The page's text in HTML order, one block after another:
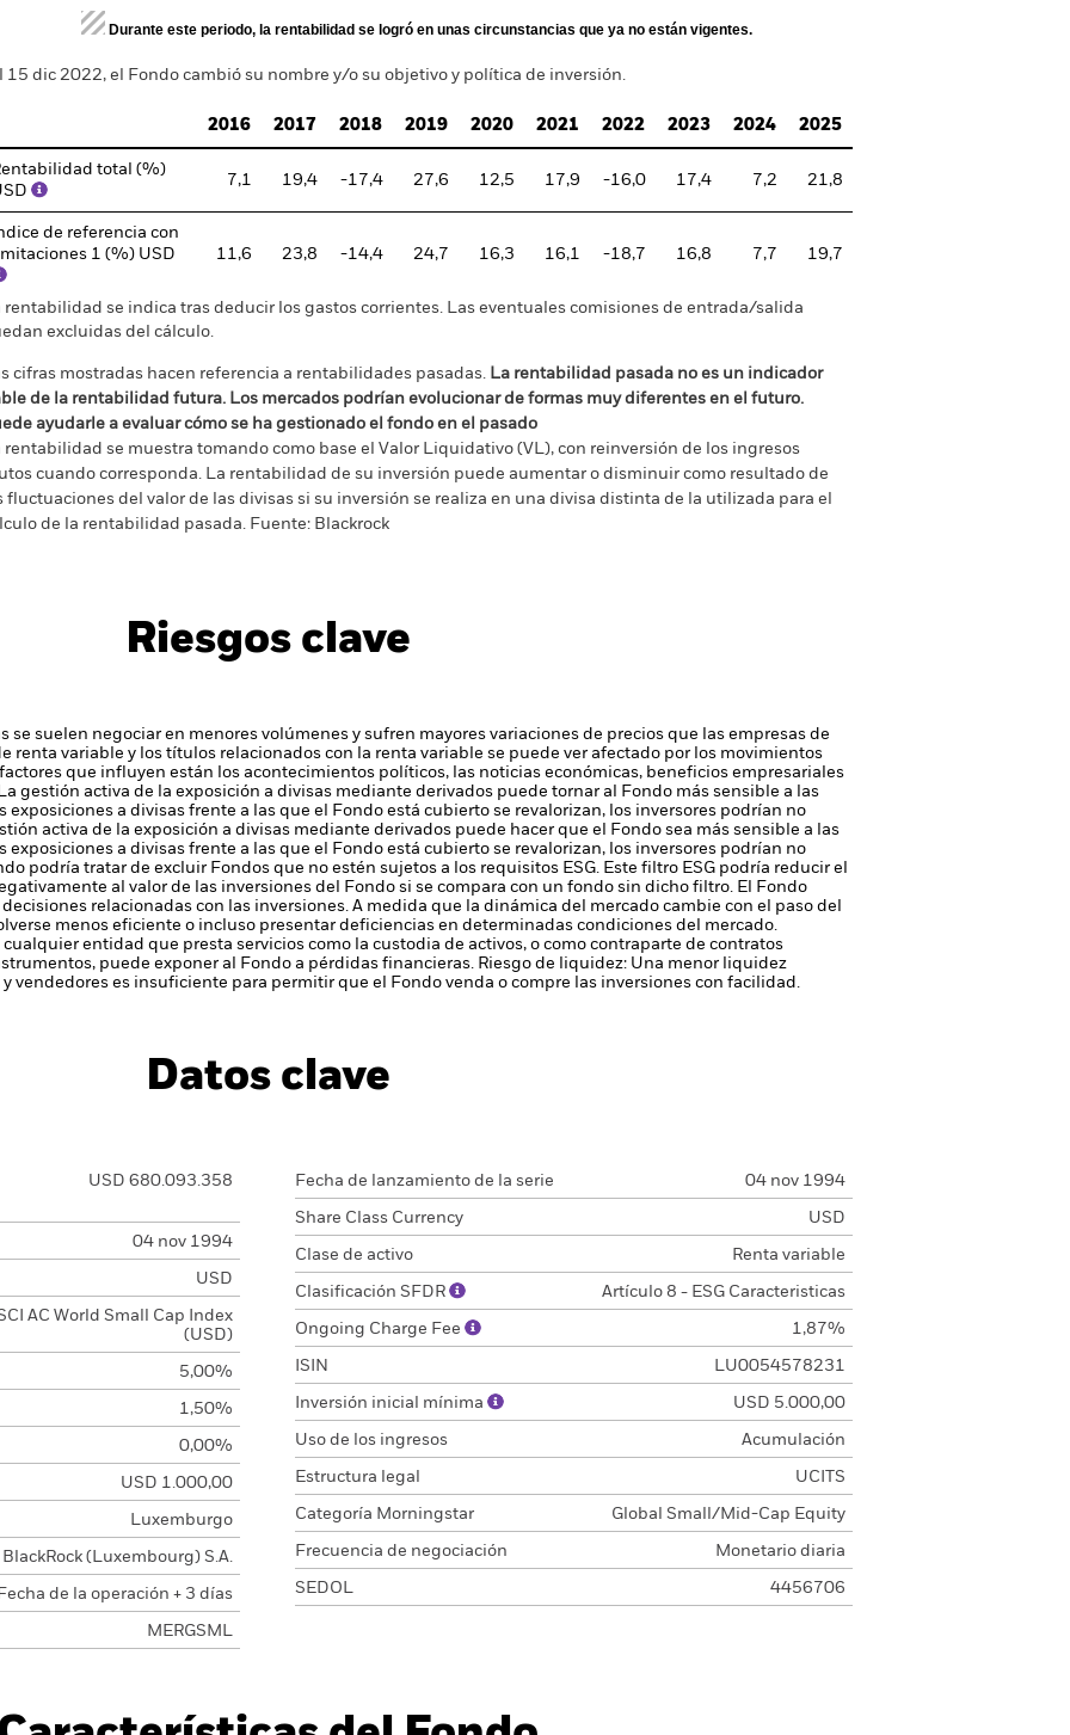
of interactive chart.
Durante este periodo, la rentabilidad se logró en unas circunstancias que ya no están vigentes.
15 dic 2022, el Fondo cambió su nombre y/o su objetivo y política de inversión.
2016 2017 2018 2019 2020 2021 2022 2023 2024 2025
total (%)
7,1 19,4 -17,4 27,6 12,5 17,9 -16,0 17,4 7,2 21,8
de referencia con
1 (%) USD
11,6 23,8 -14,4 24,7 16,3 16,1 -18,7 16,8 7,7 19,7
rentabilidad se indica tras deducir los gastos corrientes. Las eventuales comisiones de entrada/salida
excluidas del cálculo.
cifras mostradas hacen referencia a rentabilidades pasadas. La rentabilidad pasada no es un indicador
de la rentabilidad futura. Los mercados podrían evolucionar de formas muy diferentes en el futuro.
ayudarle a evaluar cómo se ha gestionado el fondo en el pasado
rentabilidad se muestra tomando como base el Valor Liquidativo (VL), con reinversión de los ingresos
cuando corresponda. La rentabilidad de su inversión puede aumentar o disminuir como resultado de
fluctuaciones del valor de las divisas si su inversión se realiza en una divisa distinta de la utilizada para el
de la rentabilidad pasada. Fuente: Blackrock
Riesgos clave
se suelen negociar en menores volúmenes y sufren mayores variaciones de precios que las empresas de
renta variable y los títulos relacionados con la renta variable se puede ver afectado por los movimientos
que influyen están los acontecimientos políticos, las noticias económicas, beneficios empresariales
La gestión activa de la exposición a divisas mediante derivados puede tornar al Fondo más sensible a las
exposiciones a divisas frente a las que el Fondo está cubierto se revalorizan, los inversores podrían no
activa de la exposición a divisas mediante derivados puede hacer que el Fondo sea más sensible a las
exposiciones a divisas frente a las que el Fondo está cubierto se revalorizan, los inversores podrían no
podría tratar de excluir Fondos que no estén sujetos a los requisitos ESG. Este filtro ESG podría reducir el
al valor de las inversiones del Fondo si se compara con un fondo sin dicho filtro. El Fondo
relacionadas con las inversiones. A medida que la dinámica del mercado cambie con el paso del
menos eficiente o incluso presentar deficiencias en determinadas condiciones del mercado.
entidad que presta servicios como la custodia de activos, o como contraparte de contratos
puede exponer al Fondo a pérdidas financieras. Riesgo de liquidez: Una menor liquidez
vendedores es insuficiente para permitir que el Fondo venda o compre las inversiones con facilidad.
Datos clave
USD 680.093.358
04 nov 1994
USD
AC World Small Cap Index
(USD)
5,00%
1,50%
0,00%
USD 1.000,00
Luxemburgo
BlackRock (Luxembourg) S.A.
Fecha de la operación + 3 días
MERGSML
Fecha de lanzamiento de la serie 04 nov 1994
Share Class Currency USD
Clase de activo Renta variable
Clasificación SFDR Artículo 8 - ESG Caracteristicas
Ongoing Charge Fee 1,87%
ISIN LU0054578231
Inversión inicial mínima USD 5.000,00
Uso de los ingresos Acumulación
Estructura legal UCITS
Categoría Morningstar Global Small/Mid-Cap Equity
Frecuencia de negociación Monetario diaria
SEDOL 4456706